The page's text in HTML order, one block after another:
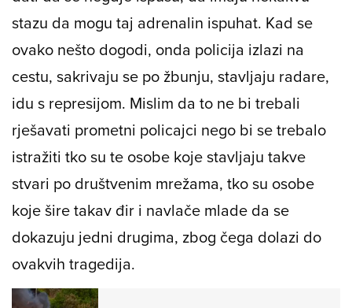
stazu da mogu taj adrenalin ispuhat. Kad se
ovako nešto dogodi, onda policija izlazi na
cestu, sakrivaju se po žbunju, stavljaju radare,
idu s represijom. Mislim da to ne bi trebali
rješavati prometni policajci nego bi se trebalo
istražiti tko su te osobe koje stavljaju takve
stvari po društvenim mrežama, tko su osobe
koje šire takav đir i navlače mlade da se
dokazuju jedni drugima, zbog čega dolazi do
ovakvih tragedija.